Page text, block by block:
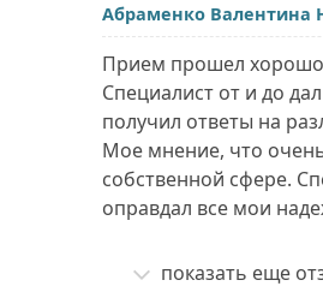
Абраменко Валентина
Прием прошел
Специалист от и до
получил ответы на
Мое мнение, что
собственной сфере.
оправдал все мои
показать еще